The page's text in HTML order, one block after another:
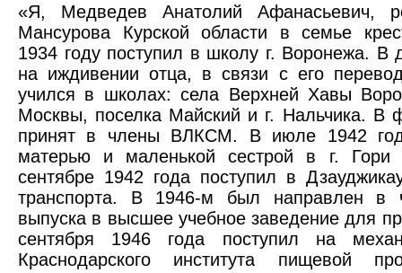
«Я, Медведев Анатолий Афанасьевич,
Мансурова Курской области в семье
1934 году поступил в школу г. Воронежа. В
на иждивении отца, в связи с его
учился в школах: села Верхней Хавы
Москвы, поселка Майский и г. Нальчика. В
принят в члены ВЛКСМ. В июле 1942
матерью и маленькой сестрой в г. Гори
сентябре 1942 года поступил в
транспорта. В 1946-м был направлен в
выпуска в высшее учебное заведение для
сентября 1946 года поступил на
Краснодарского института пищевой